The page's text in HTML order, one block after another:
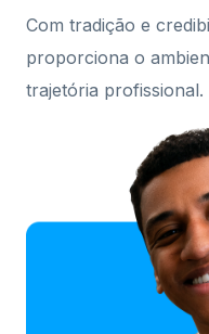
Com tradição e
proporciona o
trajetória profissional.